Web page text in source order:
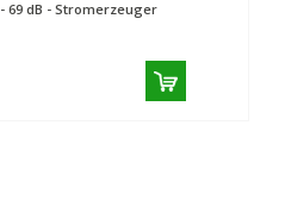
- 69 dB - Stromerzeuger